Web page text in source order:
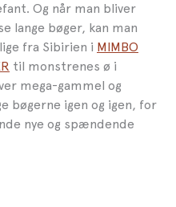
Og når man bliver
lange bøger, kan man
fra Sibirien i MIMBO
til monstrenes ø i
mega-gammel og
bøgerne igen og igen, for
nye og spændende